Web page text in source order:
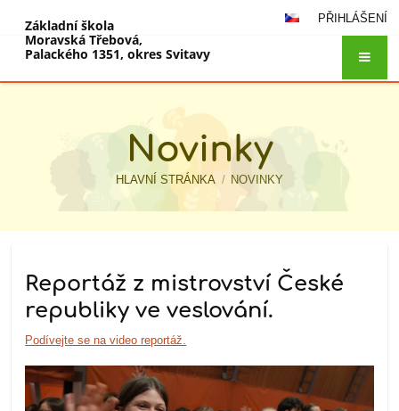
PŘIHLÁŠENÍ
Základní škola
Moravská Třebová,
Palackého 1351, okres Svitavy
Novinky
HLAVNÍ STRÁNKA / NOVINKY
Reportáž z mistrovství České
republiky ve veslování.
Podívejte se na video reportáž.